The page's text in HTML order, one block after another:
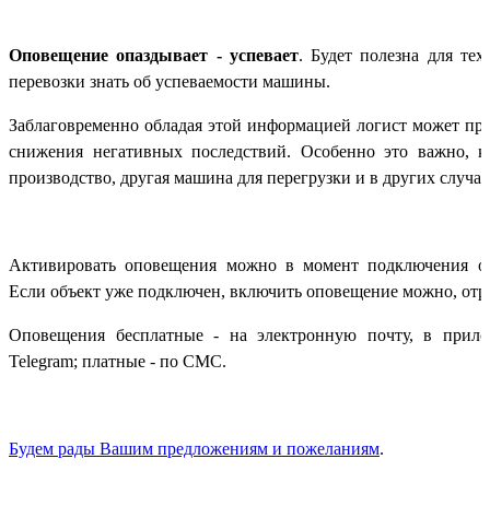
Оповещение опаздывает - успевает. Будет полезна для
перевозки знать об успеваемости машины.
Заблаговременно обладая этой информацией логист может
снижения негативных последствий. Особенно это важно,
производство, другая машина для перегрузки и в других
Активировать оповещения можно в момент подключения
Если объект уже подключен, включить оповещение можно,
Оповещения бесплатные - на электронную почту, в
Telegram; платные - по СМС.
Будем рады Вашим предложениям и пожеланиям.